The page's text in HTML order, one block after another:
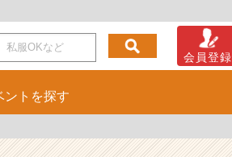
会員登録
ント を探す